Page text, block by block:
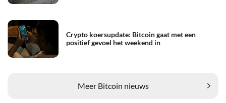
Crypto koersupdate: Bitcoin gaat met een
positief gevoel het weekend in
Meer Bitcoin nieuws